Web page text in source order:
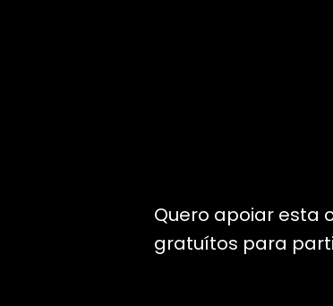
Quero apoiar esta
gratuítos para